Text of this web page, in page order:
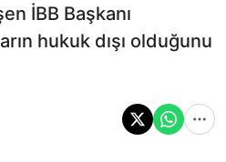
İBB Başkanı
hukuk dışı olduğunu